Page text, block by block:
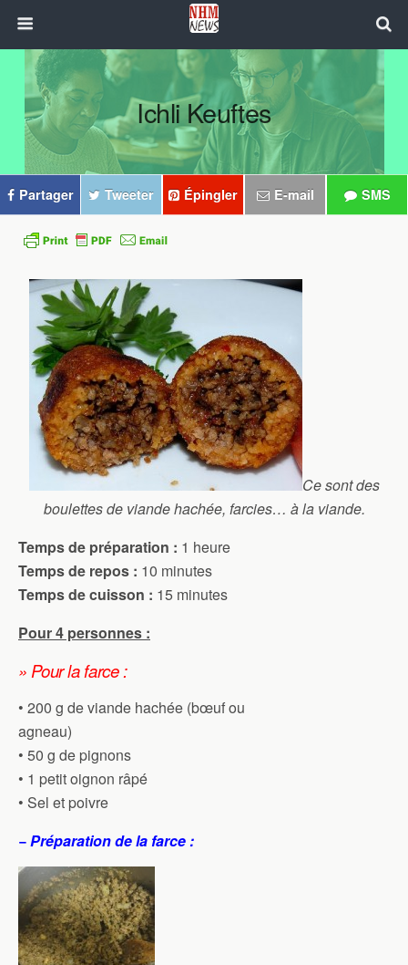
Ichli Keuftes
Partager Tweeter Épingler E-mail SMS
Ce sont des
boulettes de viande hachée, farcies… à la viande.
Temps de préparation : 1 heure
Temps de repos : 10 minutes
Temps de cuisson : 15 minutes
Pour 4 personnes :
» Pour la farce :
• 200 g de viande hachée (bœuf ou
agneau)
• 50 g de pignons
• 1 petit oignon râpé
• Sel et poivre
− Préparation de la farce :